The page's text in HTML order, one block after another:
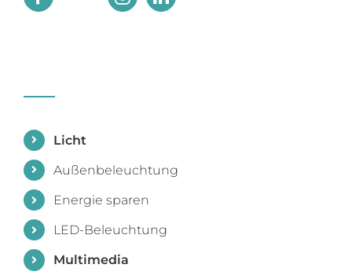
Licht
Außenbeleuchtung
Energie sparen
LED-Beleuchtung
Multimedia